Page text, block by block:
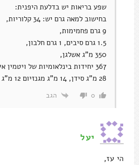
שפע בריאות יש בדלעת היפנית:
בחישוב למאה גרם יש: 34 קלוריות,
9 גרם פחמימות,
1.5 גרם סיבים, 1 גרם חלבון,
350 מ"ג אשלגן,
367 יחידות בינלאומיות של ויטמין איי [A] ,
28 מ"ג סידן, 14 מ"ג מגנזיום 12 מ"ג ויטמין סי
0 הגב
יעל
הי עז,